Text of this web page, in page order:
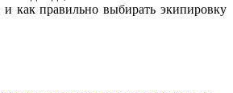
как правильно выбирать экипировку